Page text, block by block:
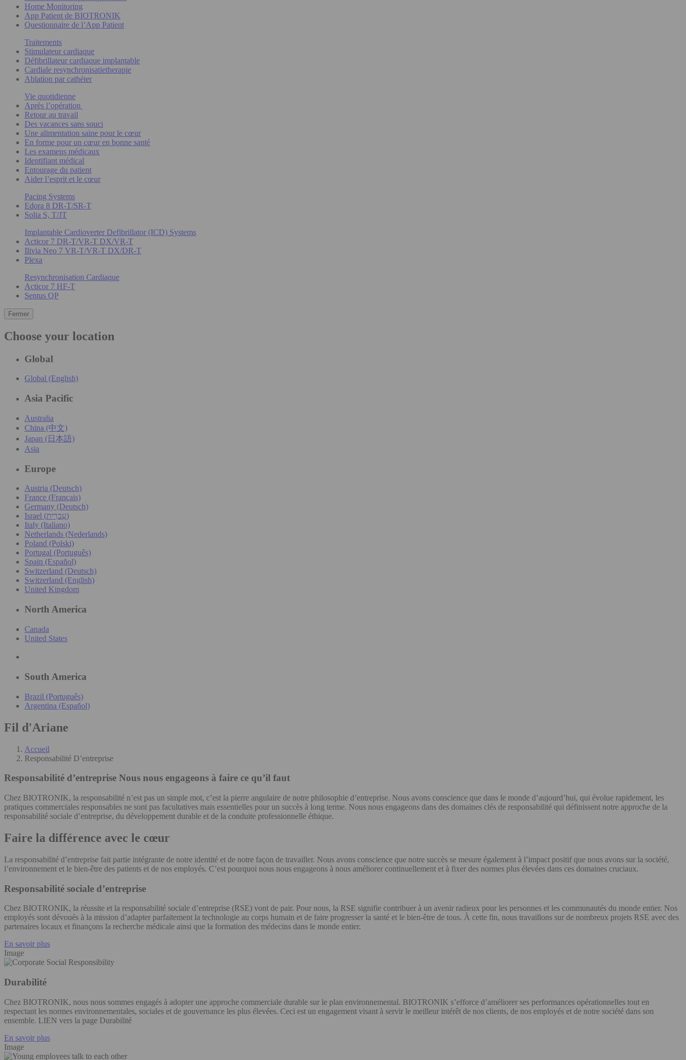
Home Monitoring
App Patient de BIOTRONIK
Questionnaire de l’App Patient
Traitements
Stimulateur cardiaque
Défibrillateur cardiaque implantable
Cardiale resynchronisatietherapie
Ablation par cathéter
Vie quotidienne
Après l’opération
Retour au travail
Des vacances sans souci
Une alimentation saine pour le cœur
En forme pour un cœur en bonne santé
Les examens médicaux
Identifiant médical
Entourage du patient
Aider l’esprit et le cœur
Pacing Systems
Edora 8 DR-T/SR-T
Solia S, T/JT
Implantable Cardioverter Defibrillator (ICD) Systems
Acticor 7 DR-T/VR-T DX/VR-T
Ilivia Neo 7 VR-T/VR-T DX/DR-T
Plexa
Resynchronisation Cardiaque
Acticor 7 HF-T
Sentus QP
Fermer
Choose your location
Global
Global (English)
Asia Pacific
Australia
China (中文)
Japan (日本語)
Asia
Europe
Austria (Deutsch)
France (Français)
Germany (Deutsch)
Israel (עִברִית)
Italy (Italiano)
Netherlands (Nederlands)
Poland (Polski)
Portugal (Português)
Spain (Español)
Switzerland (Deutsch)
Switzerland (English)
United Kingdom
North America
Canada
United States
South America
Brazil (Português)
Argentina (Español)
Fil d'Ariane
Accueil
Responsabilité D’entreprise
Responsabilité d’entreprise Nous nous engageons à faire ce qu’il faut
Chez BIOTRONIK, la responsabilité n’est pas un simple mot, c’est la pierre angulaire de notre philosophie d’entreprise. Nous avons conscience que dans le monde d’aujourd’hui, qui évolue rapidement, les
pratiques commerciales responsables ne sont pas facultatives mais essentielles pour un succès à long terme. Nous nous engageons dans des domaines clés de responsabilité qui définissent notre approche de la
responsabilité sociale d’entreprise, du développement durable et de la conduite professionnelle éthique.
Faire la différence avec le cœur
La responsabilité d’entreprise fait partie intégrante de notre identité et de notre façon de travailler. Nous avons conscience que notre succès se mesure également à l’impact positif que nous avons sur la société,
l’environnement et le bien-être des patients et de nos employés. C’est pourquoi nous nous engageons à nous améliorer continuellement et à fixer des normes plus élevées dans ces domaines cruciaux.
Responsabilité sociale d’entreprise
Chez BIOTRONIK, la réussite et la responsabilité sociale d’entreprise (RSE) vont de pair. Pour nous, la RSE signifie contribuer à un avenir radieux pour les personnes et les communautés du monde entier. Nos
employés sont dévoués à la mission d’adapter parfaitement la technologie au corps humain et de faire progresser la santé et le bien-être de tous. À cette fin, nous travaillons sur de nombreux projets RSE avec des
partenaires locaux et finançons la recherche médicale ainsi que la formation des médecins dans le monde entier.
En savoir plus
Image
Durabilité
Chez BIOTRONIK, nous nous sommes engagés à adopter une approche commerciale durable sur le plan environnemental. BIOTRONIK s’efforce d’améliorer ses performances opérationnelles tout en
respectant les normes environnementales, sociales et de gouvernance les plus élevées. Ceci est un engagement visant à servir le meilleur intérêt de nos clients, de nos employés et de notre société dans son
ensemble. LIEN vers la page Durabilité
En savoir plus
Image